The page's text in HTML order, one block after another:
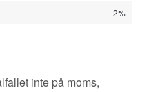
2%
inte på moms,